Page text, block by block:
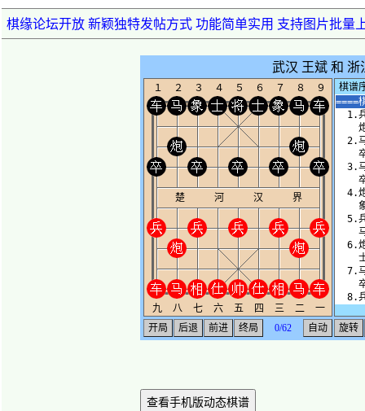
棋缘论坛开放 新颖独特发帖方式 功能简单实用 支持图片批量
查看手机版动态棋谱